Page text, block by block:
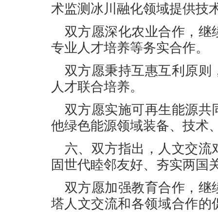
术监测冰川融化领域提供技
双方愿深化农业合作，
专业人才培养等务实合作。
双方愿秉持互惠互利原
人才联合培养。
双方愿实施可再生能源
他绿色能源领域装备、技术
六、双方指出，人文交
固世代睦邻友好、夯实两国
双方愿加强教育合作，
塔人文交流和各领域合作